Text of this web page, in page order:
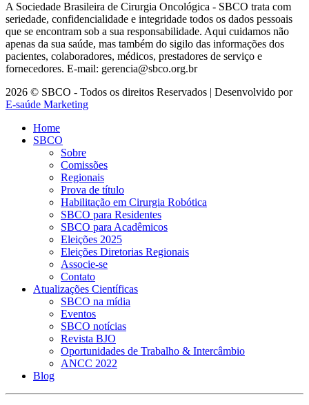
A Sociedade Brasileira de Cirurgia Oncológica - SBCO trata com
seriedade, confidencialidade e integridade todos os dados pessoais
que se encontram sob a sua responsabilidade. Aqui cuidamos não
apenas da sua saúde, mas também do sigilo das informações dos
pacientes, colaboradores, médicos, prestadores de serviço e
fornecedores. E-mail: gerencia@sbco.org.br
2026 © SBCO - Todos os direitos Reservados | Desenvolvido por
E-saúde Marketing
Home
SBCO
Sobre
Comissões
Regionais
Prova de título
Habilitação em Cirurgia Robótica
SBCO para Residentes
SBCO para Acadêmicos
Eleições 2025
Eleições Diretorias Regionais
Associe-se
Contato
Atualizações Científicas
SBCO na mídia
Eventos
SBCO notícias
Revista BJO
Oportunidades de Trabalho & Intercâmbio
ANCC 2022
Blog